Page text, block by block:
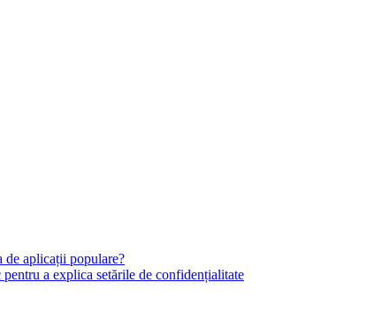
de aplicații populare?
a explica setările de confidențialitate